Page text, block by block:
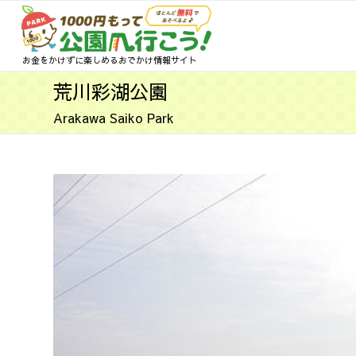
お金をかけずに楽しめるおでかけ情報サイト
荒川彩湖公園
Arakawa Saiko Park